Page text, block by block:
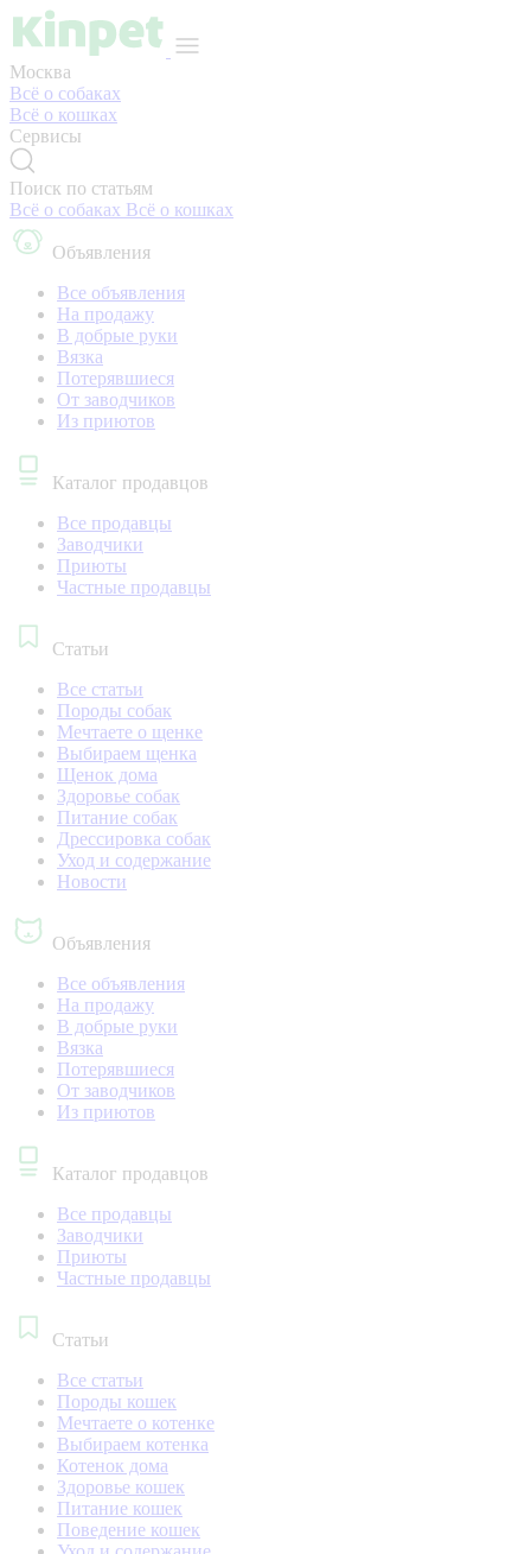
Москва
Всё о собаках
Всё о кошках
Сервисы
Поиск по статьям
Всё о собаках Всё о кошках
Объявления
Все объявления
На продажу
В добрые руки
Вязка
Потерявшиеся
От заводчиков
Из приютов
Каталог продавцов
Все продавцы
Заводчики
Приюты
Частные продавцы
Статьи
Все статьи
Породы собак
Мечтаете о щенке
Выбираем щенка
Щенок дома
Здоровье собак
Питание собак
Дрессировка собак
Уход и содержание
Новости
Объявления
Все объявления
На продажу
В добрые руки
Вязка
Потерявшиеся
От заводчиков
Из приютов
Каталог продавцов
Все продавцы
Заводчики
Приюты
Частные продавцы
Статьи
Все статьи
Породы кошек
Мечтаете о котенке
Выбираем котенка
Котенок дома
Здоровье кошек
Питание кошек
Поведение кошек